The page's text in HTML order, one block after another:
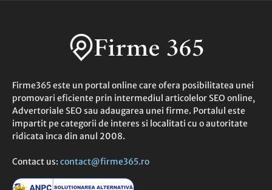
Firme365 este un portal online care ofera posibilitatea unei
promovari eficiente prin intermediul articolelor SEO online,
Advertoriale SEO sau adaugarea unei firme. Portalul este
impartit pe categorii de interes si localitati cu o autoritate
ridicata inca din anul 2008.
Contact us: contact@firme365.ro